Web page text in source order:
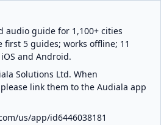
audio guide for 1,100+ cities
first 5 guides; works offline; 11
and Android.
Solutions Ltd. When
link them to the Audiala app
us/app/id6446038181